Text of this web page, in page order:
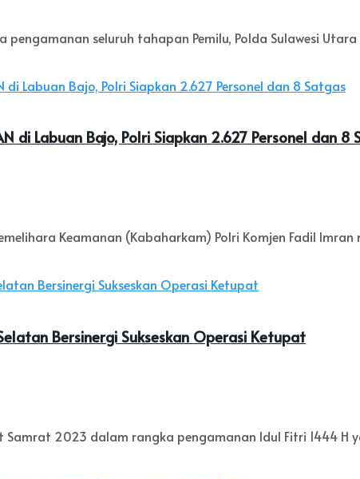
seluruh tahapan Pemilu, Polda Sulawesi
di Labuan Bajo, Polri Siapkan 2.627 Personel dan 8
Keamanan (Kabaharkam) Polri Komjen Fadil
Bersinergi Sukseskan Operasi Ketupat
Samrat 2023 dalam rangka pengamanan Idul Fitri 1444 H